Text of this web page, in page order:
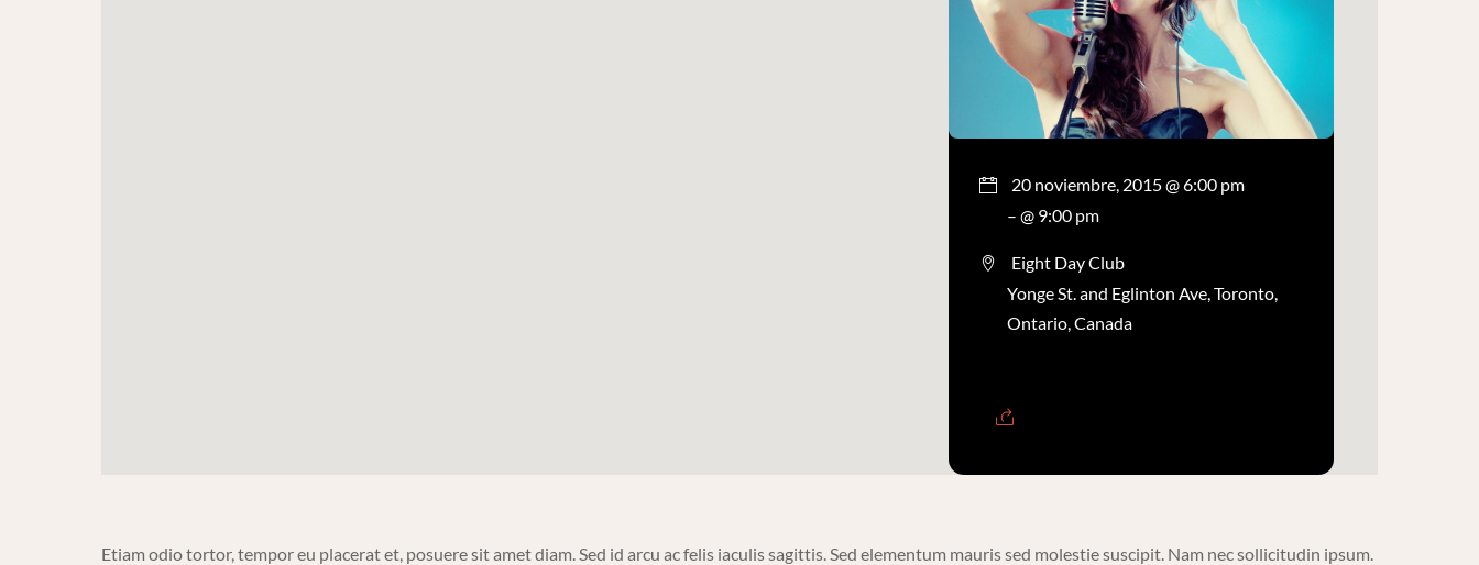
20 noviembre, 2015 @ 6:00 pm
– @ 9:00 pm
Eight Day Club
Yonge St. and Eglinton Ave, Toronto,
Ontario, Canada
Etiam odio tortor, tempor eu placerat et, posuere sit amet diam. Sed id arcu ac felis iaculis sagittis. Sed elementum mauris sed molestie suscipit. Nam nec sollicitudin ipsum.